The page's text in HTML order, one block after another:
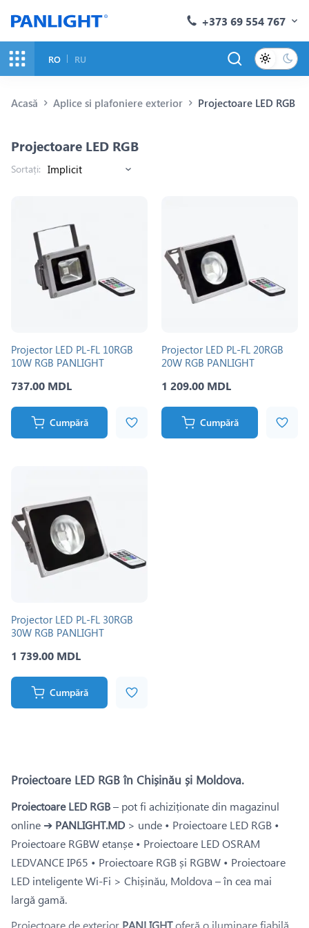
+373 69 554 767
RO RU
Acasă Aplice si plafoniere exterior Projectoare LED RGB
Projectoare LED RGB
Sortați:
Projector LED PL-FL 10RGB
10W RGB PANLIGHT
737.00 MDL
Cumpără
Projector LED PL-FL 20RGB
20W RGB PANLIGHT
1 209.00 MDL
Cumpără
Projector LED PL-FL 30RGB
30W RGB PANLIGHT
1 739.00 MDL
Cumpără
Proiectoare LED RGB în Chișinău și Moldova.
Proiectoare LED RGB– pot fi achiziționate din magazinul
online ➔ PANLIGHT.MD > unde • Proiectoare LED RGB •
Proiectoare RGBW etanșe • Proiectoare LED OSRAM
LEDVANCE IP65 • Proiectoare RGB și RGBW • Proiectoare
LED inteligente Wi-Fi > Chișinău, Moldova – în cea mai
largă gamă.
Proiectoare de exterior PANLIGHToferă o iluminare fiabilă